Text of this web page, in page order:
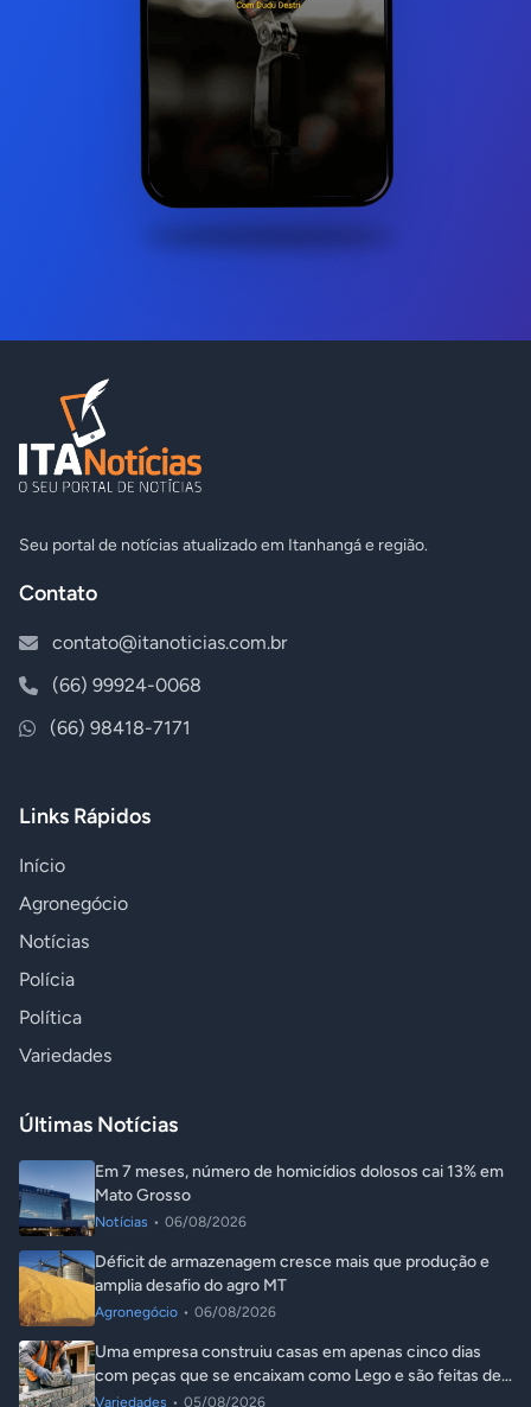
Seu portal de notícias atualizado em Itanhangá e região.
Contato
contato@itanoticias.com.br
(66) 99924-0068
(66) 98418-7171
Links Rápidos
Início
Agronegócio
Notícias
Polícia
Política
Variedades
Últimas Notícias
Em 7 meses, número de homicídios dolosos cai 13% em
Mato Grosso
Notícias • 06/08/2026
Déficit de armazenagem cresce mais que produção e
amplia desafio do agro MT
Agronegócio • 06/08/2026
Uma empresa construiu casas em apenas cinco dias
com peças que se encaixam como Lego e são feitas de
plástico reciclado
Variedades • 05/08/2026